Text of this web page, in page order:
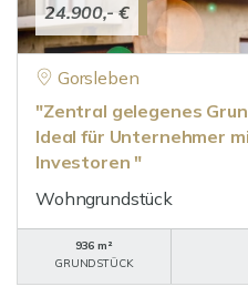
24.900,- €
Gorsleben
"Zentral gelegenes
Ideal für Unternehmer
Investoren "
Wohngrundstück
936 m²
GRUNDSTÜCK